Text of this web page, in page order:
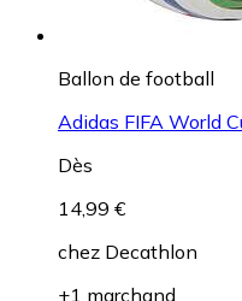
Ballon de football
Adidas FIFA World
Dès
14,99 €
chez Decathlon
+1 marchand